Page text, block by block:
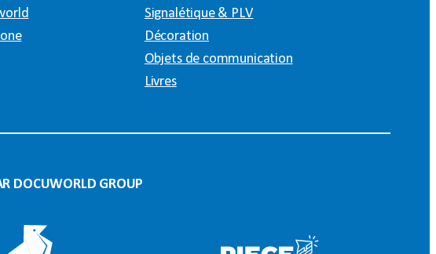
Signalétique & PLV
Décoration
Objets de communication
Livres
DOCUWORLD GROUP